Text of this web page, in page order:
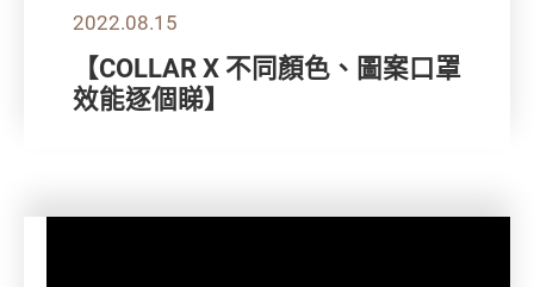
2022.08.15
【COLLAR X 不同顏色、圖案口罩
效能逐個睇】